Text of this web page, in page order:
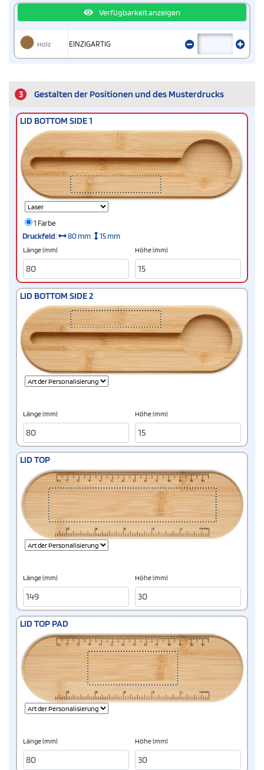
Verfügbarkeit anzeigen
Holz EINZIGARTIG
3 Gestalten der Positionen und des Musterdrucks
LID BOTTOM SIDE 1
1 Farbe
Druckfeld: 80 mm 15 mm
Länge (mm) Höhe (mm)
LID BOTTOM SIDE 2
Länge (mm) Höhe (mm)
LID TOP
Länge (mm) Höhe (mm)
LID TOP PAD
Länge (mm) Höhe (mm)